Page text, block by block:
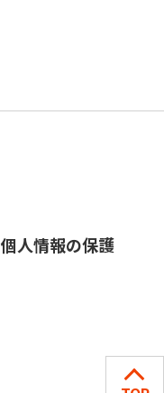
個人情報の保護